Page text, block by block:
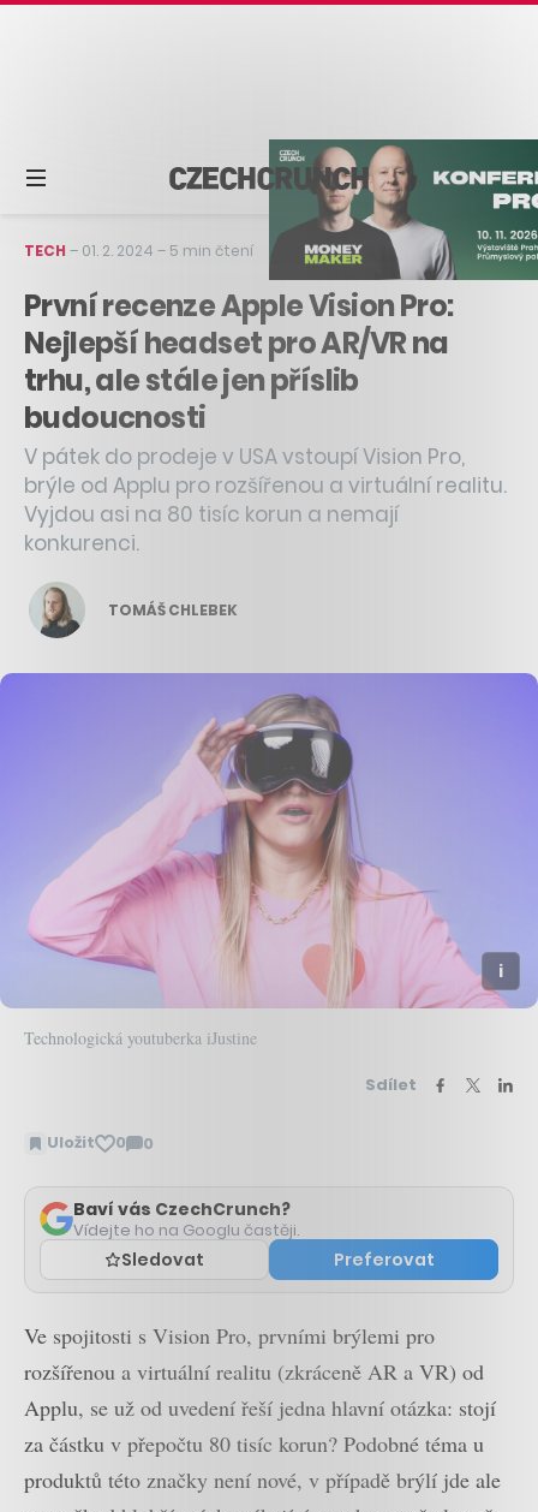
TECH – 01. 2. 2024 – 5 min čtení
První recenze Apple Vision Pro:
Nejlepší headset pro AR/VR na
trhu, ale stále jen příslib
budoucnosti
V pátek do prodeje v USA vstoupí Vision Pro,
brýle od Applu pro rozšířenou a virtuální realitu.
Vyjdou asi na 80 tisíc korun a nemají
konkurenci.
TOMÁŠ CHLEBEK
Technologická youtuberka iJustine
Sdílet
Uložit 0 0
Zobrazit
Baví vás CzechCrunch?
Vídejte ho na Googlu častěji.
Sledovat Preferovat
Ve spojitosti s Vision Pro, prvními brýlemi pro
rozšířenou a virtuální realitu (zkráceně AR a VR) od
Applu, se už od uvedení řeší jedna hlavní otázka: stojí
za částku v přepočtu 80 tisíc korun? Podobné téma u
produktů této značky není nové, v případě brýlí jde ale